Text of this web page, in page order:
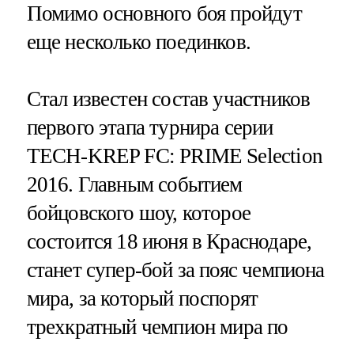
Помимо основного боя пройдут
еще несколько поединков.
Стал известен состав участников
первого этапа турнира серии
TECH-KREP FC: PRIME Selection
2016. Главным событием
бойцовского шоу, которое
состоится 18 июня в Краснодаре,
станет супер-бой за пояс чемпиона
мира, за который поспорят
трехкратный чемпион мира по